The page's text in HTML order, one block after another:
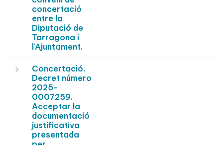
concertació
entre la
Diputació de
Tarragona i
l'Ajuntament.
Concertació.
Decret número
2025-
0007259.
Acceptar la
documentació
justificativa
presentada